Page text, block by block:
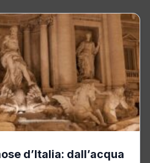
d’Italia: dall’acqua